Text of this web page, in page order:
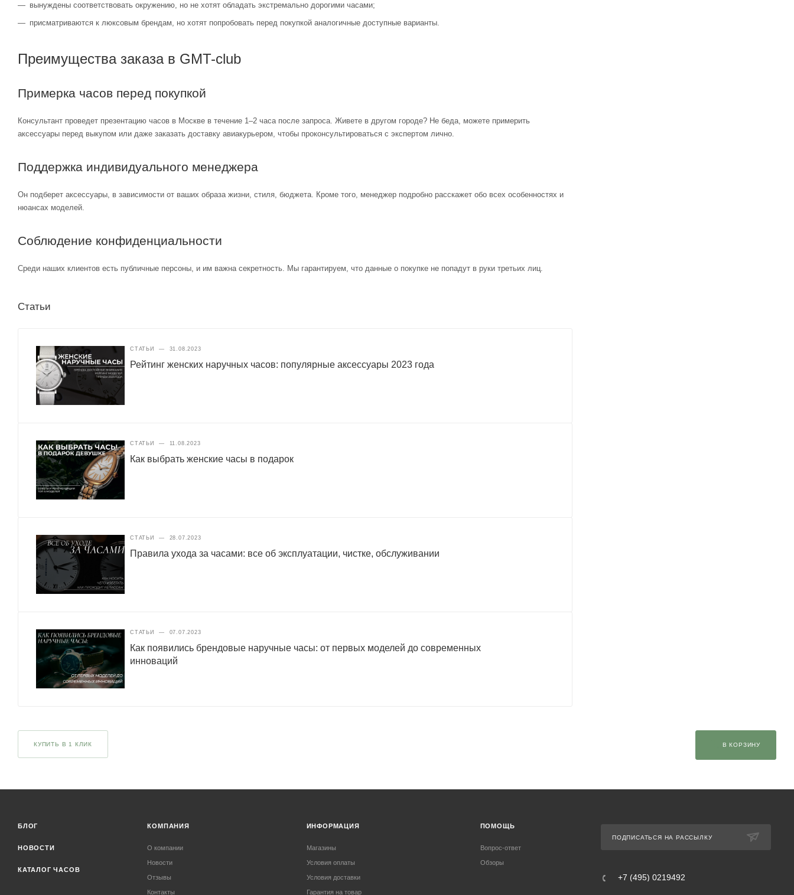
вынуждены соответствовать окружению, но не хотят обладать экстремально дорогими часами;
присматриваются к люксовым брендам, но хотят попробовать перед покупкой аналогичные доступные варианты.
Преимущества заказа в GMT-club
Примерка часов перед покупкой
Консультант проведет презентацию часов в Москве в течение 1–2 часа после запроса. Живете в другом городе? Не беда, можете примерить
аксессуары перед выкупом или даже заказать доставку авиакурьером, чтобы проконсультироваться с экспертом лично.
Поддержка индивидуального менеджера
Он подберет аксессуары, в зависимости от ваших образа жизни, стиля, бюджета. Кроме того, менеджер подробно расскажет обо всех особенностях и
нюансах моделей.
Соблюдение конфиденциальности
Среди наших клиентов есть публичные персоны, и им важна секретность. Мы гарантируем, что данные о покупке не попадут в руки третьих лиц.
Статьи
СТАТЬИ — 31.08.2023
Рейтинг женских наручных часов: популярные аксессуары 2023 года
СТАТЬИ — 11.08.2023
Как выбрать женские часы в подарок
СТАТЬИ — 28.07.2023
Правила ухода за часами: все об эксплуатации, чистке, обслуживании
СТАТЬИ — 07.07.2023
Как появились брендовые наручные часы: от первых моделей до современных
инноваций
КУПИТЬ В 1 КЛИК В КОРЗИНУ
БЛОГ
НОВОСТИ
КАТАЛОГ ЧАСОВ
КОМПАНИЯ
О компании
Новости
Отзывы
Контакты
ИНФОРМАЦИЯ
Магазины
Условия оплаты
Условия доставки
Гарантия на товар
ПОМОЩЬ
Вопрос-ответ
Обзоры
ПОДПИСАТЬСЯ НА РАССЫЛКУ
+7 (495) 0219492